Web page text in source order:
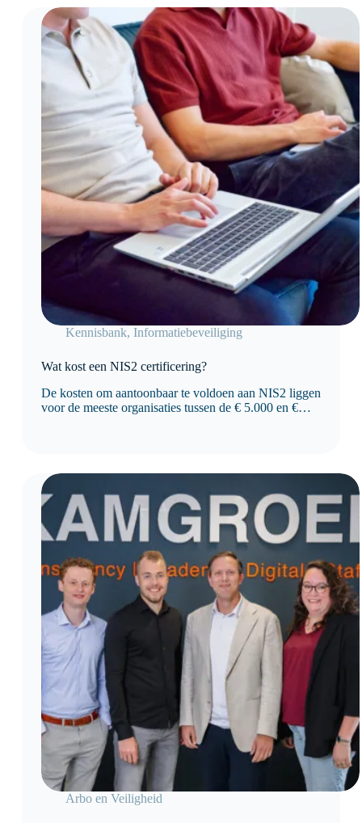
verplichtingen.
Kennisbank, Informatiebeveiliging
Wat kost een NIS2 certificering?
De kosten om aantoonbaar te voldoen aan NIS2 liggen
voor de meeste organisaties tussen de € 5.000 en €
Arbo en Veiligheid